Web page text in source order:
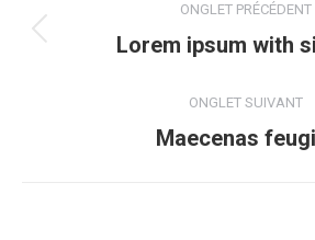
de
commentaire
ONGLET PRÉCÉDENT
Onglet
Lorem ipsum with
ONGLET SUIVANT
Projets
Maecenas